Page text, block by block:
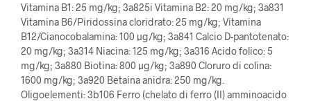
Vitamina B1: 25 mg/kg; 3a825i Vitamina B2: 20 mg/kg; 3a831
Vitamina B6/Piridossina cloridrato: 25 mg/kg; Vitamina
B12/Cianocobalamina: 100 µg/kg; 3a841 Calcio D-pantotenato:
20 mg/kg; 3a314 Niacina: 125 mg/kg; 3a316 Acido folico: 5
mg/kg; 3a880 Biotina: 800 µg/kg; 3a890 Cloruro di colina:
1600 mg/kg; 3a920 Betaina anidra: 250 mg/kg.
Oligoelementi: 3b106 Ferro (chelato di ferro (II) amminoacido